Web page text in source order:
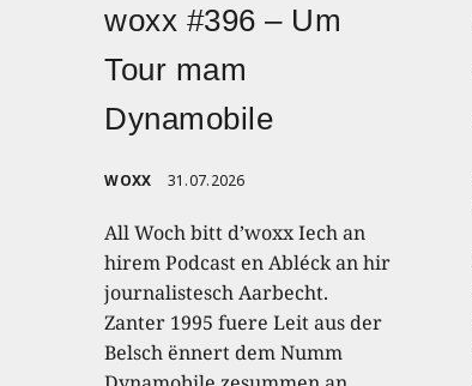
woxx #396 – Um
Tour mam
Dynamobile
WOXX 31.07.2026
All Woch bitt d’woxx Iech an
hirem Podcast en Abléck an hir
journalistesch Aarbecht.
Zanter 1995 fuere Leit aus der
Belsch ënnert dem Numm